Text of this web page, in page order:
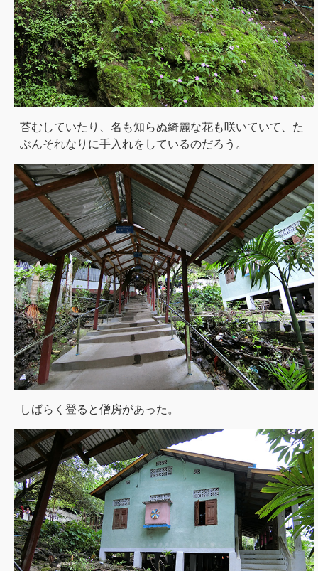
苔むしていたり、名も知らぬ綺麗な花も咲いていて、た
ぶんそれなりに手入れをしているのだろう。
しばらく登ると僧房があった。